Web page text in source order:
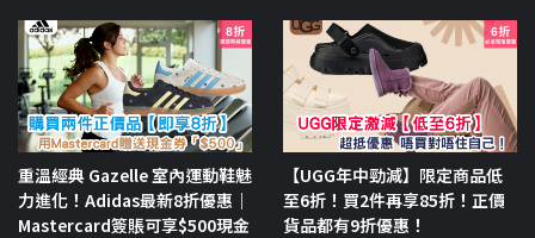
重溫經典 Gazelle 室內運動鞋魅
力進化！Adidas最新8折優惠｜
Mastercard簽賬可享$500現金
【UGG年中勁減】限定商品低
至6折！買2件再享85折！正價
貨品都有9折優惠！